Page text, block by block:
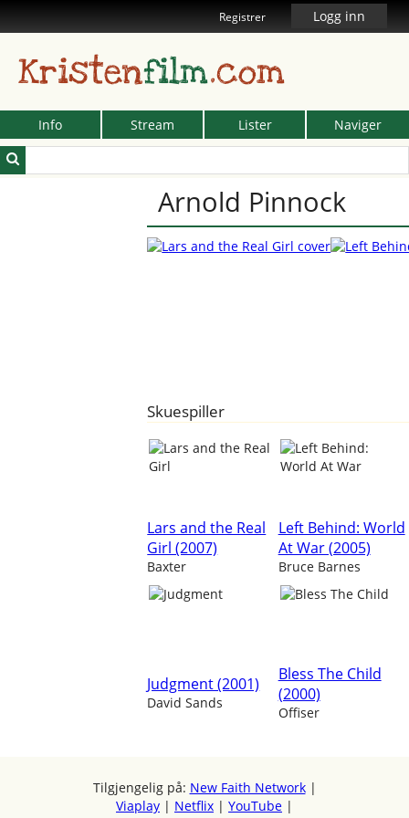
Registrer Logg inn
Kristenfilm.com
Info Stream Lister Naviger
Arnold Pinnock
Skuespiller
Lars and the Real
Girl (2007)
Baxter
Left Behind: World
At War (2005)
Bruce Barnes
Judgment (2001)
David Sands
Bless The Child
(2000)
Offiser
Tilgjengelig på: New Faith Network|
Viaplay | Netflix | YouTube |